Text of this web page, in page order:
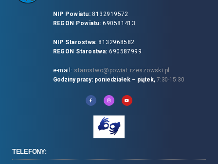
NIP Powiatu:8132919572
REGON Powiatu: 690581413
NIP Starostwa: 8132968582
REGON Starostwa: 690587999
e-mail: starostwo@powiat.rzeszowski.pl
Godziny pracy: poniedziałek – piątek, 7:30-15:30
TELEFONY: